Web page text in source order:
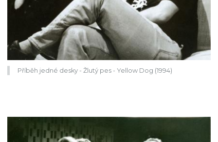
Příběh jedné desky - Žlutý pes - Yellow Dog (1994)